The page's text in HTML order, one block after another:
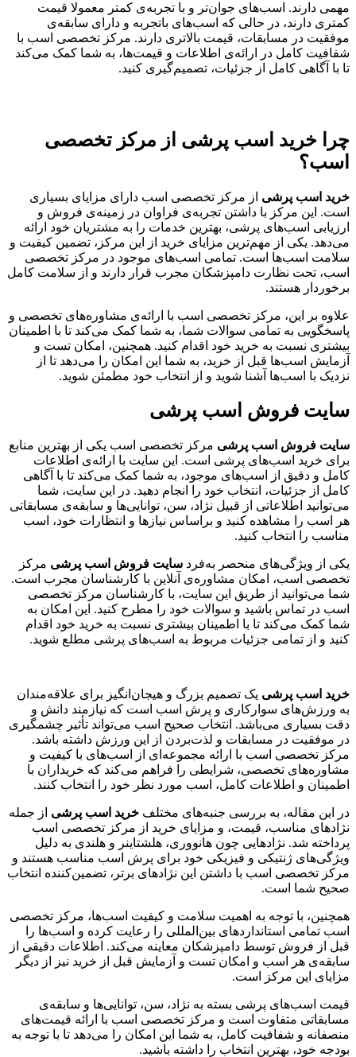
مهمی دارند. اسب‌های جوان‌تر و با تجربه‌ی کمتر معمولا قیمت
کمتری دارند، در حالی که اسب‌های باتجربه و دارای سابقه‌ی
موفقیت در مسابقات، قیمت بالاتری دارند. مرکز تخصصی اسب با
شفافیت کامل در ارائه‌ی اطلاعات و قیمت‌ها، به شما کمک می‌کند
تا با آگاهی کامل از جزئیات، تصمیم‌گیری کنید.
چرا خرید اسب پرشی از مرکز تخصصی
اسب؟
خرید اسب پرشی از مرکز تخصصی اسب دارای مزایای بسیاری
است. این مرکز با داشتن تجربه‌ی فراوان در زمینه‌ی فروش و
ارزیابی اسب‌های پرشی، بهترین خدمات را به مشتریان خود ارائه
می‌دهد. یکی از مهم‌ترین مزایای خرید از این مرکز، تضمین کیفیت و
سلامت اسب‌ها است. تمامی اسب‌های موجود در مرکز تخصصی
اسب، تحت نظارت دامپزشکان مجرب قرار دارند و از سلامت کامل
برخوردار هستند.
علاوه بر این، مرکز تخصصی اسب با ارائه‌ی مشاوره‌های تخصصی و
پاسخگویی به تمامی سوالات شما، به شما کمک می‌کند تا با اطمینان
بیشتری نسبت به خرید خود اقدام کنید. همچنین، امکان تست و
آزمایش اسب‌ها قبل از خرید، به شما این امکان را می‌دهد تا از
نزدیک با اسب‌ها آشنا شوید و از انتخاب خود مطمئن شوید.
سایت فروش اسب پرشی
سایت فروش اسب پرشی مرکز تخصصی اسب یکی از بهترین منابع
برای خرید اسب‌های پرشی است. این سایت با ارائه‌ی اطلاعات
کامل و دقیق از اسب‌های موجود، به شما کمک می‌کند تا با آگاهی
کامل از جزئیات، انتخاب خود را انجام دهید. در این سایت، شما
می‌توانید اطلاعاتی از قبیل نژاد، سن، توانایی‌ها و سابقه‌ی مسابقاتی
هر اسب را مشاهده کنید و براساس نیازها و انتظارات خود، اسب
مناسب را انتخاب کنید.
یکی از ویژگی‌های منحصر به‌فرد سایت فروش اسب پرشی مرکز
تخصصی اسب، امکان مشاوره‌ی آنلاین با کارشناسان مجرب است.
شما می‌توانید از طریق این سایت، با کارشناسان مرکز تخصصی
اسب در تماس باشید و سوالات خود را مطرح کنید. این امکان به
شما کمک می‌کند تا با اطمینان بیشتری نسبت به خرید خود اقدام
کنید و از تمامی جزئیات مربوط به اسب‌های پرشی مطلع شوید.
خرید اسب پرشی یک تصمیم بزرگ و هیجان‌انگیز برای علاقه‌مندان
به ورزش‌های سوارکاری و پرش اسب است که نیازمند دانش و
دقت بسیاری می‌باشد. انتخاب صحیح اسب می‌تواند تأثیر چشمگیری
در موفقیت در مسابقات و لذت‌بردن از این ورزش داشته باشد.
مرکز تخصصی اسب با ارائه مجموعه‌ای از اسب‌های با کیفیت و
مشاوره‌های تخصصی، شرایطی را فراهم می‌کند که خریداران با
اطمینان و اطلاعات کامل، اسب مورد نظر خود را انتخاب کنند.
در این مقاله، به بررسی جنبه‌های مختلف خرید اسب پرشی از جمله
نژادهای مناسب، قیمت، و مزایای خرید از مرکز تخصصی اسب
پرداخته شد. نژادهایی چون هانووری، هلشتاینر و هلندی به دلیل
ویژگی‌های ژنتیکی و فیزیکی خود برای پرش اسب مناسب هستند و
مرکز تخصصی اسب با داشتن این نژادهای برتر، تضمین‌کننده انتخاب
صحیح شما است.
همچنین، با توجه به اهمیت سلامت و کیفیت اسب‌ها، مرکز تخصصی
اسب تمامی استانداردهای بین‌المللی را رعایت کرده و اسب‌ها را
قبل از فروش توسط دامپزشکان معاینه می‌کند. اطلاعات دقیقی از
سابقه‌ی هر اسب و امکان تست و آزمایش قبل از خرید نیز از دیگر
مزایای این مرکز است.
قیمت اسب‌های پرشی بسته به نژاد، سن، توانایی‌ها و سابقه‌ی
مسابقاتی متفاوت است و مرکز تخصصی اسب با ارائه قیمت‌های
منصفانه و شفافیت کامل، به شما این امکان را می‌دهد تا با توجه به
بودجه خود، بهترین انتخاب را داشته باشید.